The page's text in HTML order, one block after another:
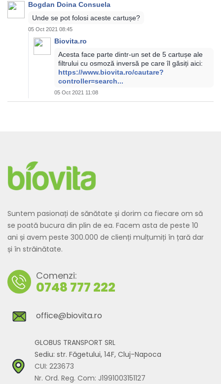
Bogdan Doina Consuela
Unde se pot folosi aceste cartușe?
05 Oct 2021 08:45
Biovita.ro
Acesta face parte dintr-un set de 5 cartușe ale
filtrului cu osmoză inversă pe care îl găsiți aici:
https://www.biovita.ro/cautare?
controller=search...
05 Oct 2021 11:08
Suntem pasionați de sănătate și dorim ca fiecare om să
se poată bucura din plin de ea. Facem asta de peste 10
ani și avem peste 300.000 de clienți mulțumiți în țară dar
și în străinătate.
Comenzi:
0748 777 222
office@biovita.ro
GLOBUS TRANSPORT SRL
Sediu: str. Făgetului, 14F, Cluj-Napoca
CUI: 223673
Nr. Ord. Reg. Com: J1991003151127